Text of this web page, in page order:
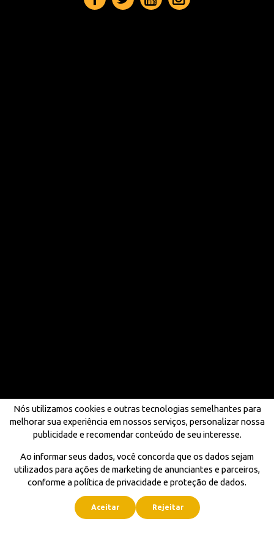
Nós utilizamos cookies e outras tecnologias semelhantes para
melhorar sua experiência em nossos serviços, personalizar nossa
publicidade e recomendar conteúdo de seu interesse.
Ao informar seus dados, você concorda que os dados sejam
utilizados para ações de marketing de anunciantes e parceiros,
conforme a política de privacidade e proteção de dados.
Aceitar Rejeitar